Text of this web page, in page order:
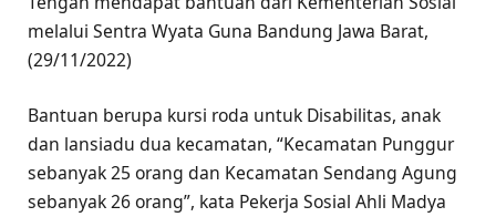
melalui Sentra Wyata Guna Bandung Jawa Barat,
(29/11/2022)
Bantuan berupa kursi roda untuk Disabilitas, anak
dan lansiadu dua kecamatan, “Kecamatan Punggur
sebanyak 25 orang dan Kecamatan Sendang Agung
sebanyak 26 orang”, kata Pekerja Sosial Ahli Madya